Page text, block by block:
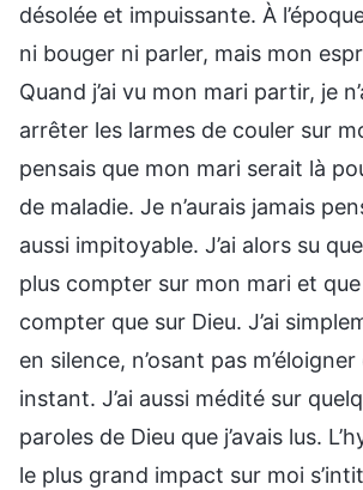
désolée et impuissante. À
ni bouger ni parler, mais mon
Quand j’ai vu mon mari partir, je
arrêter les larmes de couler sur
pensais que mon mari serait là
de maladie. Je n’aurais jamais
aussi impitoyable. J’ai alors su
plus compter sur mon mari et
compter que sur Dieu. J’ai
en silence, n’osant pas
instant. J’ai aussi médité sur
paroles de Dieu que j’avais lus.
le plus grand impact sur moi